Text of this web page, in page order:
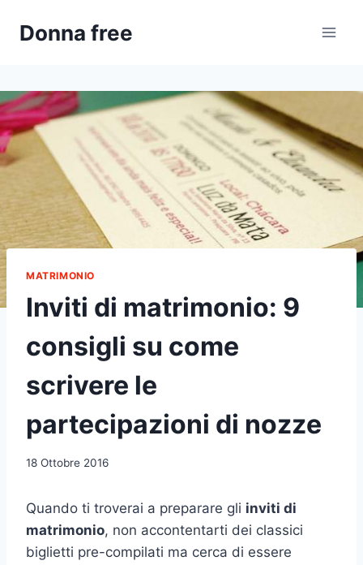
Donna free
MATRIMONIO
Inviti di matrimonio: 9
consigli su come
scrivere le
partecipazioni di nozze
18 Ottobre 2016
Quando ti troverai a preparare gli inviti di
matrimonio, non accontentarti dei classici
biglietti pre-compilati ma cerca di essere